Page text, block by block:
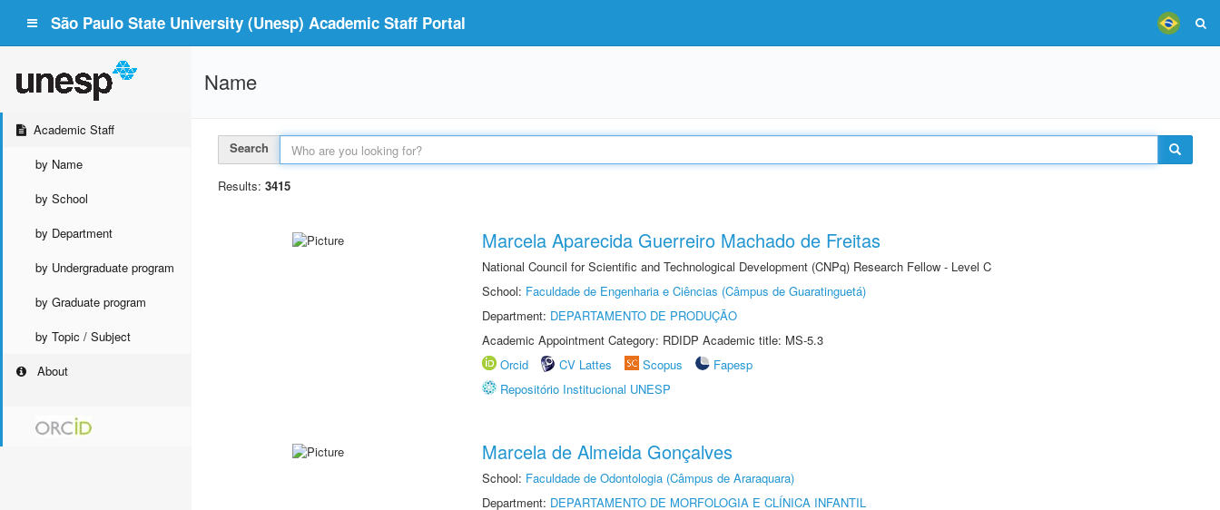
São Paulo State University (Unesp) Academic Staff Portal
Academic Staff
by Name
by School
by Department
by Undergraduate program
by Graduate program
by Topic / Subject
About
Name
Search
Results: 3415
Marcela Aparecida Guerreiro Machado de Freitas
National Council for Scientific and Technological Development (CNPq) Research Fellow - Level C
School: Faculdade de Engenharia e Ciências (Câmpus de Guaratinguetá)
Department: DEPARTAMENTO DE PRODUÇÃO
Academic Appointment Category: RDIDP Academic title: MS-5.3
Orcid
CV Lattes Scopus
Fapesp
Repositório Institucional UNESP
Marcela de Almeida Gonçalves
School: Faculdade de Odontologia (Câmpus de Araraquara)
Department: DEPARTAMENTO DE MORFOLOGIA E CLÍNICA INFANTIL